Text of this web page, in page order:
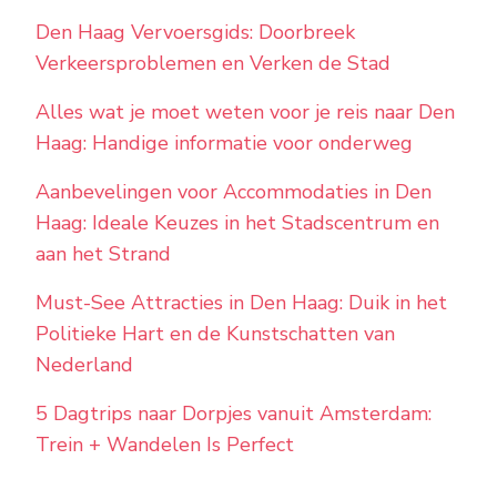
Den Haag Vervoersgids: Doorbreek
Verkeersproblemen en Verken de Stad
Alles wat je moet weten voor je reis naar Den
Haag: Handige informatie voor onderweg
Aanbevelingen voor Accommodaties in Den
Haag: Ideale Keuzes in het Stadscentrum en
aan het Strand
Must-See Attracties in Den Haag: Duik in het
Politieke Hart en de Kunstschatten van
Nederland
5 Dagtrips naar Dorpjes vanuit Amsterdam:
Trein + Wandelen Is Perfect